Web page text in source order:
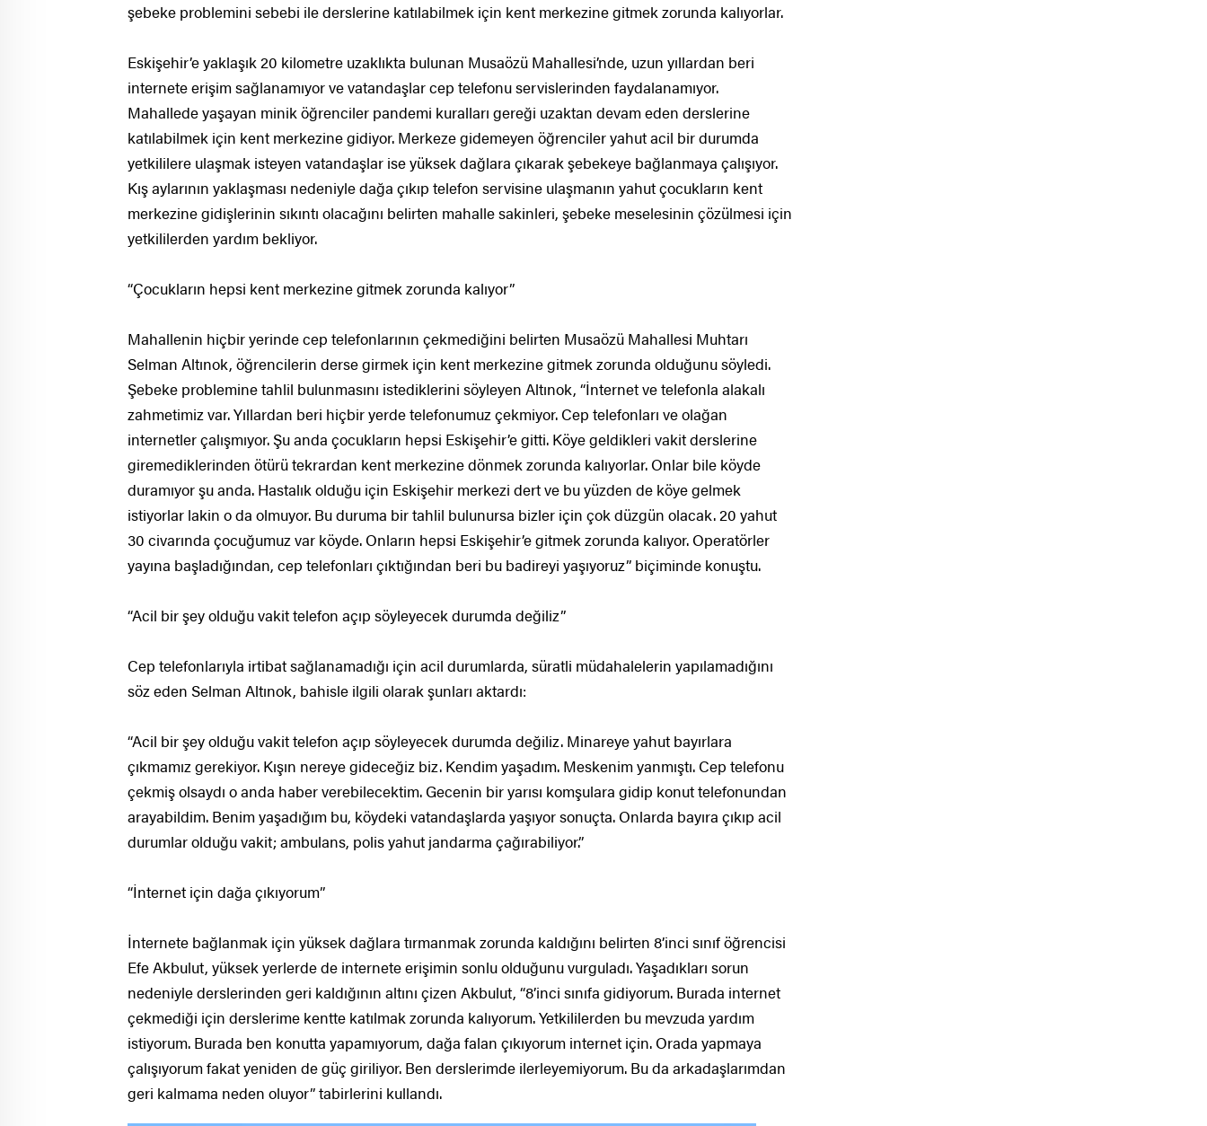
şebeke problemini sebebi ile derslerine katılabilmek için kent merkezine gitmek zorunda kalıyorlar.
Eskişehir’e yaklaşık 20 kilometre uzaklıkta bulunan Musaözü Mahallesi’nde, uzun yıllardan beri
internete erişim sağlanamıyor ve vatandaşlar cep telefonu servislerinden faydalanamıyor.
Mahallede yaşayan minik öğrenciler pandemi kuralları gereği uzaktan devam eden derslerine
katılabilmek için kent merkezine gidiyor. Merkeze gidemeyen öğrenciler yahut acil bir durumda
yetkililere ulaşmak isteyen vatandaşlar ise yüksek dağlara çıkarak şebekeye bağlanmaya çalışıyor.
Kış aylarının yaklaşması nedeniyle dağa çıkıp telefon servisine ulaşmanın yahut çocukların kent
merkezine gidişlerinin sıkıntı olacağını belirten mahalle sakinleri, şebeke meselesinin çözülmesi için
yetkililerden yardım bekliyor.
“Çocukların hepsi kent merkezine gitmek zorunda kalıyor”
Mahallenin hiçbir yerinde cep telefonlarının çekmediğini belirten Musaözü Mahallesi Muhtarı
Selman Altınok, öğrencilerin derse girmek için kent merkezine gitmek zorunda olduğunu söyledi.
Şebeke problemine tahlil bulunmasını istediklerini söyleyen Altınok, “İnternet ve telefonla alakalı
zahmetimiz var. Yıllardan beri hiçbir yerde telefonumuz çekmiyor. Cep telefonları ve olağan
internetler çalışmıyor. Şu anda çocukların hepsi Eskişehir’e gitti. Köye geldikleri vakit derslerine
giremediklerinden ötürü tekrardan kent merkezine dönmek zorunda kalıyorlar. Onlar bile köyde
duramıyor şu anda. Hastalık olduğu için Eskişehir merkezi dert ve bu yüzden de köye gelmek
istiyorlar lakin o da olmuyor. Bu duruma bir tahlil bulunursa bizler için çok düzgün olacak. 20 yahut
30 civarında çocuğumuz var köyde. Onların hepsi Eskişehir’e gitmek zorunda kalıyor. Operatörler
yayına başladığından, cep telefonları çıktığından beri bu badireyi yaşıyoruz” biçiminde konuştu.
“Acil bir şey olduğu vakit telefon açıp söyleyecek durumda değiliz”
Cep telefonlarıyla irtibat sağlanamadığı için acil durumlarda, süratli müdahalelerin yapılamadığını
söz eden Selman Altınok, bahisle ilgili olarak şunları aktardı:
“Acil bir şey olduğu vakit telefon açıp söyleyecek durumda değiliz. Minareye yahut bayırlara
çıkmamız gerekiyor. Kışın nereye gideceğiz biz. Kendim yaşadım. Meskenim yanmıştı. Cep telefonu
çekmiş olsaydı o anda haber verebilecektim. Gecenin bir yarısı komşulara gidip konut telefonundan
arayabildim. Benim yaşadığım bu, köydeki vatandaşlarda yaşıyor sonuçta. Onlarda bayıra çıkıp acil
durumlar olduğu vakit; ambulans, polis yahut jandarma çağırabiliyor.”
“İnternet için dağa çıkıyorum”
İnternete bağlanmak için yüksek dağlara tırmanmak zorunda kaldığını belirten 8’inci sınıf öğrencisi
Efe Akbulut, yüksek yerlerde de internete erişimin sonlu olduğunu vurguladı. Yaşadıkları sorun
nedeniyle derslerinden geri kaldığının altını çizen Akbulut, “8’inci sınıfa gidiyorum. Burada internet
çekmediği için derslerime kentte katılmak zorunda kalıyorum. Yetkililerden bu mevzuda yardım
istiyorum. Burada ben konutta yapamıyorum, dağa falan çıkıyorum internet için. Orada yapmaya
çalışıyorum fakat yeniden de güç giriliyor. Ben derslerimde ilerleyemiyorum. Bu da arkadaşlarımdan
geri kalmama neden oluyor” tabirlerini kullandı.